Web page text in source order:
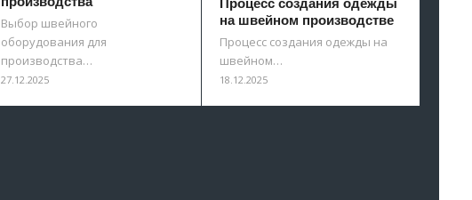
Выбор швейного
оборудования для
производства…
27.12.2025
на швейном производстве
Процесс создания одежды на
швейном…
18.12.2025